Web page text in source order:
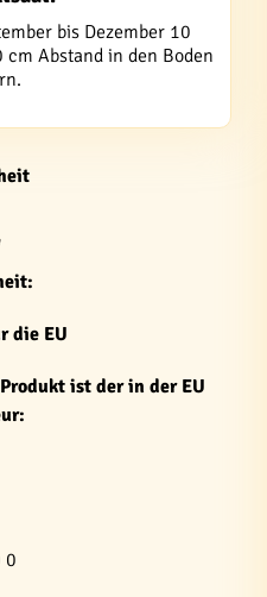
bis Dezember 10
Abstand in den Boden
die EU
ist der in der EU
0